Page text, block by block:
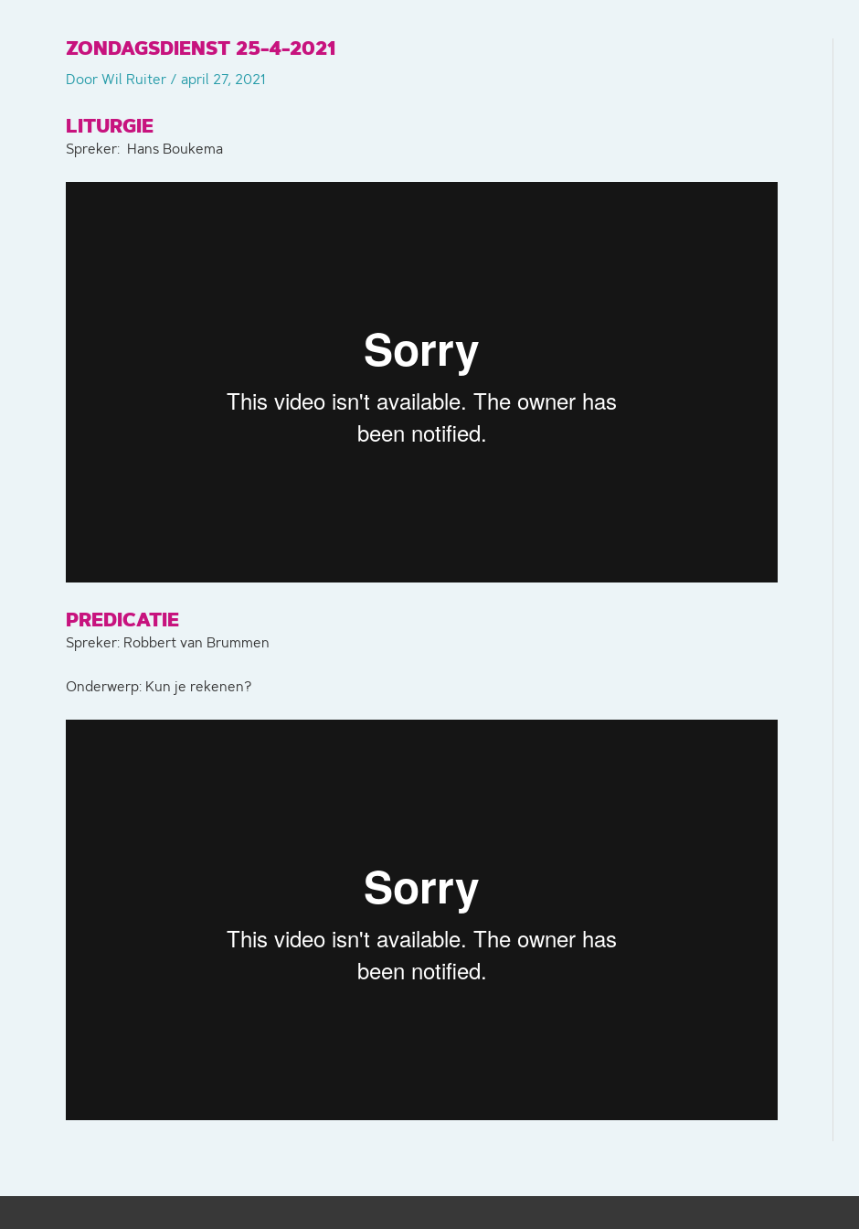
ZONDAGSDIENST 25-4-2021
DoorWil Ruiter / april 27, 2021
LITURGIE
Spreker: Hans Boukema
PREDICATIE
Spreker: Robbert van Brummen
Onderwerp: Kun je rekenen?